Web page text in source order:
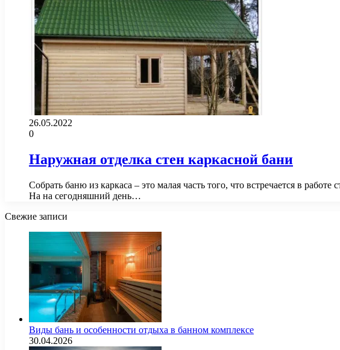
26.05.2022
0
Наружная отделка стен каркасной бани
Собрать баню из каркаса – это малая часть того, что встречается в
На на сегодняшний день…
Свежие записи
Виды бань и особенности отдыха в банном комплексе
30.04.2026